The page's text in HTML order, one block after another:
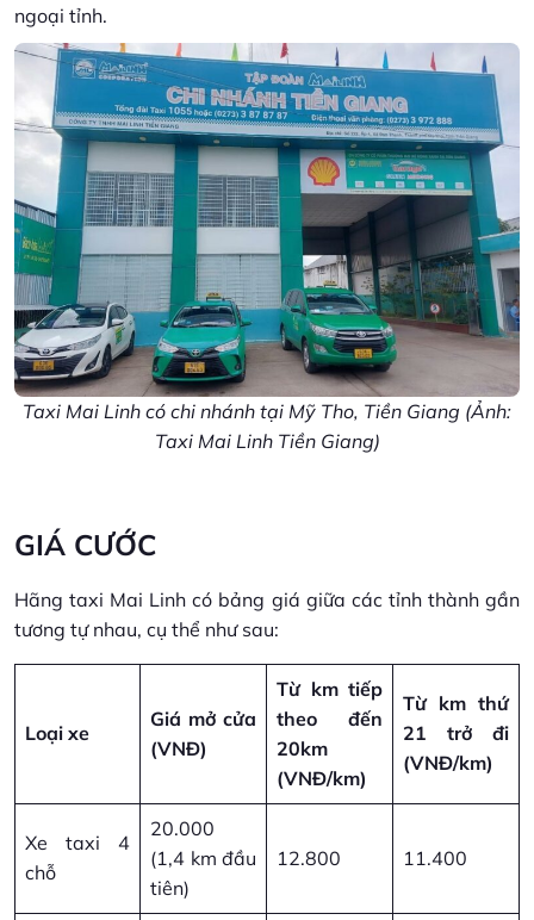
ngoại tỉnh.
Taxi Mai Linh có chi nhánh tại Mỹ Tho, Tiền Giang (Ảnh:
Taxi Mai Linh Tiền Giang)
GIÁ CƯỚC
Hãng taxi Mai Linh có bảng giá giữa các tỉnh thành gần
tương tự nhau, cụ thể như sau:
Loại xe
Giá mở cửa
(VNĐ)
Từ km tiếp
theo đến
20km
(VNĐ/km)
Từ km thứ
21 trở đi
(VNĐ/km)
Xe taxi 4
chỗ
20.000
(1,4 km đầu
tiên)
12.800 11.400